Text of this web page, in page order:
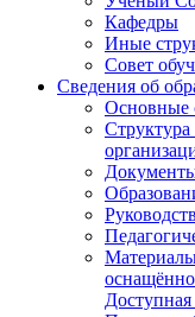
Кафедры
Иные
Совет
Сведения об
Основные
Структура
Доступная